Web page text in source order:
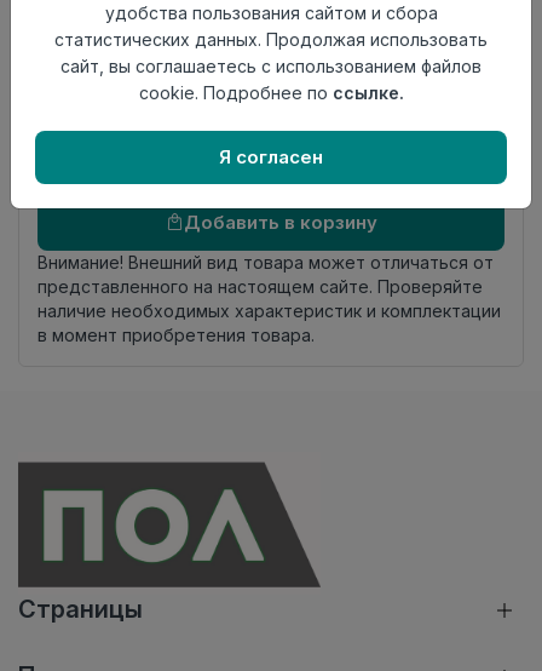
Поверхность матовая
Страна
происхождения
Киргизия
комплекта
Осталось235 упак
Добавить в корзину
Внимание! Внешний вид товара может отличаться от
представленного на настоящем сайте. Проверяйте
наличие необходимых характеристик и комплектации
в момент приобретения товара.
Страницы
удобства пользования сайтом и сбора
статистических данных. Продолжая использовать
сайт, вы соглашаетесь с использованием файлов
cookie. Подробнее по ссылке.
Я согласен